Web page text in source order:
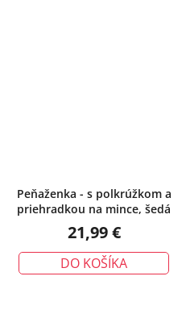
Peňaženka - s polkrúžkom a
priehradkou na mince, šedá
21,99 €
DO KOŠÍKA